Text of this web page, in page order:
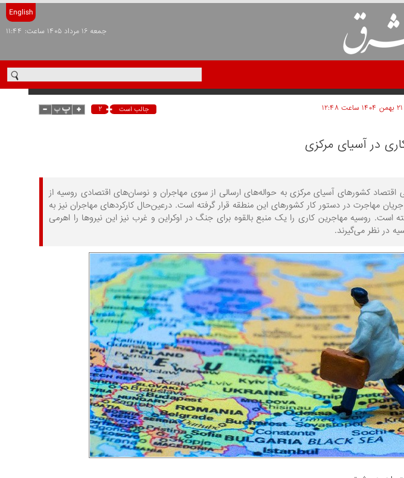
English
جمعه ۱۶ مرداد ۱۴۰۵ ساعت: ۱۱:۴۴
جالب است ۲
در آسیای مرکزی
کشورهای آسیای مرکزی به حواله‌های ارسالی از سوی مهاجران و نوسان‌های اقتصادی روسیه از
جریان مهاجرت در دستور کار کشورهای این منطقه قرار گرفته است. درعین‌حال کارکردهای مهاجران نیز به
است. روسیه مهاجرین کاری را یک منبع بالقوه برای جنگ در اوکراین و غرب نیز این نیروها را اهرمی
در نظر می‌گیرند.